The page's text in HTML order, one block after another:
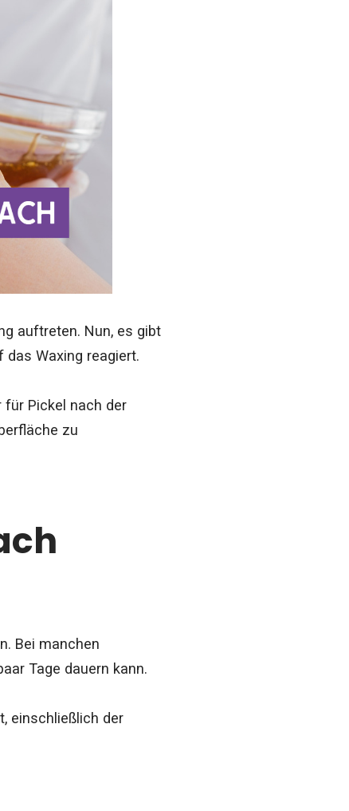
auftreten. Nun, es gibt
das Waxing reagiert.
für Pickel nach der
zu
Bei manchen
Tage dauern kann.
einschließlich der